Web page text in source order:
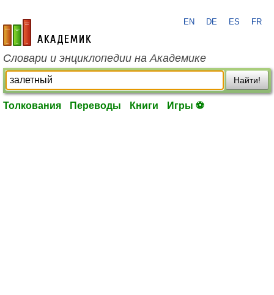
academic.ru
EN DE ES FR
Словари и энциклопедии на Академике
Найти!
Толкования Переводы Книги Игры ⚽